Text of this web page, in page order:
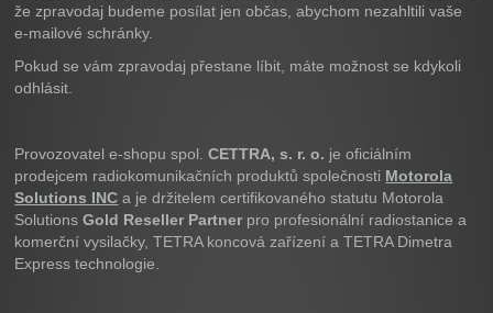
že zpravodaj budeme posílat jen občas, abychom nezahltili vaše
e-mailové schránky.
Pokud se vám zpravodaj přestane líbit, máte možnost se kdykoli
odhlásit.
Provozovatel e-shopu spol.CETTRA, s. r. o. je oficiálním
prodejcem radiokomunikačních produktů společnosti Motorola
Solutions INC a je držitelem certifikovaného statutu Motorola
SolutionsGold Reseller Partner pro profesionální radiostanice a
komerční vysilačky, TETRA koncová zařízení a TETRA Dimetra
Express technologie.